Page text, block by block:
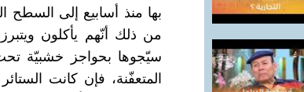
بها منذ أسابيع إلى السطح
من ذلك أنّهم يأكلون
سيّجوها بحواجز خشبيّة تحت
المتعفّنة، فإن كانت